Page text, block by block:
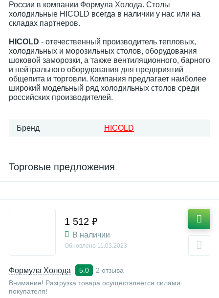
России в компании Формула Холода. Столы
холодильные HICOLD всегда в наличии у нас или на
складах партнеров.
HICOLD - отечественный производитель тепловых,
холодильных и морозильных столов, оборудования
шоковой заморозки, а также вентиляционного, барного
и нейтрального оборудования для предприятий
общепита и торговли. Компания предлагает наиболее
широкий модельный ряд холодильных столов среди
российских производителей.
Бренд HICOLD
Торговые предложения
Формула Холода 5.0
2 отзыва
Внимание! Разгрузка товара осуществляется силами
покупателя!
1 512 ₽
В наличии
Обновлено 11.03.2023